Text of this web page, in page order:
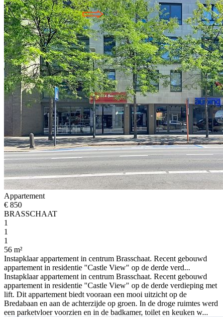
Appartement
€ 850
BRASSCHAAT
1
1
1
56 m²
Instapklaar appartement in centrum Brasschaat. Recent gebouwd
appartement in residentie "Castle View" op de derde verd...
Instapklaar appartement in centrum Brasschaat. Recent gebouwd
appartement in residentie "Castle View" op de derde verdieping met
lift. Dit appartement biedt vooraan een mooi uitzicht op de
Bredabaan en aan de achterzijde op groen. In de droge ruimtes werd
een parketvloer voorzien en in de badkamer, toilet en keuken w...